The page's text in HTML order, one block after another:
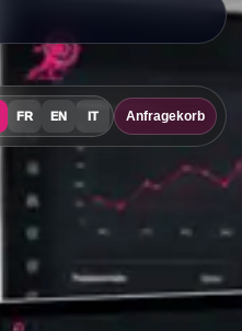
Events Shop Kontakt
FR EN IT Anfragekorb